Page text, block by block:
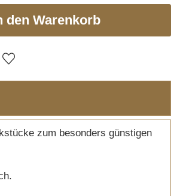
den Warenkorb
zum besonders günstigen